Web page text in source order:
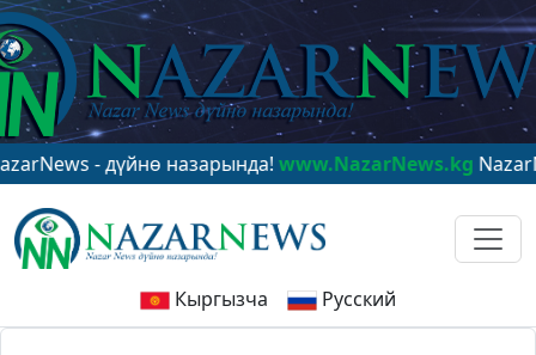
- дүйнө назарында!www.NazarNews.kgNazarNews -
Кыргызча Русский